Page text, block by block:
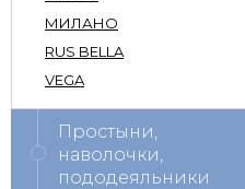
МИЛАНО
RUS BELLA
VEGA
Простыни,
наволочки,
пододеяльники